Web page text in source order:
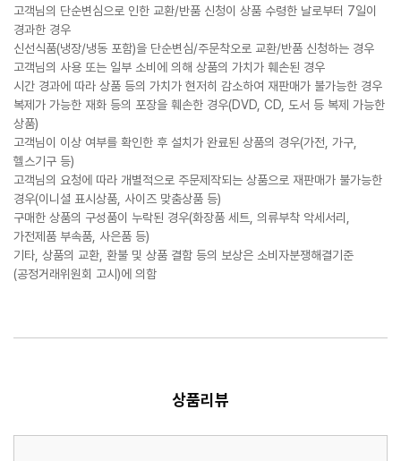
고객님의 단순변심으로 인한 교환/반품 신청이 상품 수령한 날로부터 7일이
경과한 경우
신선식품(냉장/냉동 포함)을 단순변심/주문착오로 교환/반품 신청하는 경우
고객님의 사용 또는 일부 소비에 의해 상품의 가치가 훼손된 경우
시간 경과에 따라 상품 등의 가치가 현저히 감소하여 재판매가 불가능한 경우
복제가 가능한 재화 등의 포장을 훼손한 경우(DVD, CD, 도서 등 복제 가능한
상품)
고객님이 이상 여부를 확인한 후 설치가 완료된 상품의 경우(가전, 가구,
헬스기구 등)
고객님의 요청에 따라 개별적으로 주문제작되는 상품으로 재판매가 불가능한
경우(이니셜 표시상품, 사이즈 맞춤상품 등)
구매한 상품의 구성품이 누락된 경우(화장품 세트, 의류부착 악세서리,
가전제품 부속품, 사은품 등)
기타, 상품의 교환, 환불 및 상품 결함 등의 보상은 소비자분쟁해결기준
(공정거래위원회 고시)에 의함
상품리뷰